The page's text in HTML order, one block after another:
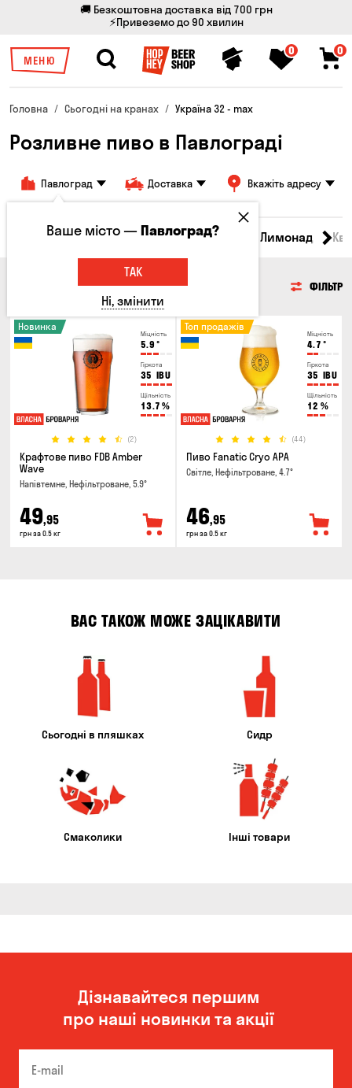
🚚 Безкоштовна доставка від 700 грн
⚡Привеземо до 90 хвилин
МЕНЮ
0 0
Головна Сьогодні на кранах Україна 32 - max
Розливне пиво в Павлограді
Павлоград Доставка Вкажіть адресу
Всі товари Пиво Сидр Вино Лимонад
ФІЛЬТР
Міцність
5.9 °
Гіркота
35 IBU
Щільність
13.7 %
(2)
Новинка
Крафтове пиво FDB Amber
Wave
Напівтемне, Нефільтроване, 5.9°
49,95
грн за 0.5 кг
Міцність
4.7 °
Гіркота
35 IBU
Щільність
12 %
(44)
Топ продажів
Пиво Fanatic Cryo APA
Світле, Нефільтроване, 4.7°
46,95
грн за 0.5 кг
ВАС ТАКОЖ МОЖЕ ЗАЦІКАВИТИ
Сьогодні в пляшках Сидр
Смаколики Інші товари
Дізнавайтеся першим
про наші новинки та акції
Ваше місто —Павлоград?
ТАК
Ні, змінити